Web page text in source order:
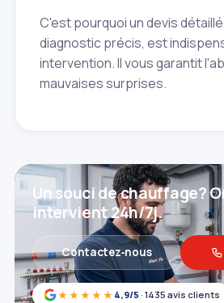
C'est pourquoi un devis
diagnostic précis, est
intervention. Il vous garantit
mauvaises surprises.
★★★★★ 4,9/5 · 1435 avis clients
Un souci de chauffage?
intervient 24h/7j.
Contactez‑nous